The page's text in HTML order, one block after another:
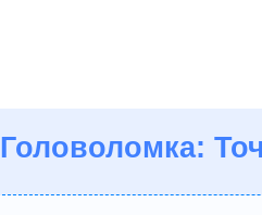
Головоломка: